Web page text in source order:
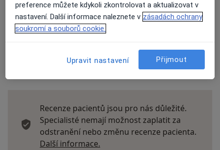
Názory
Přidejte svůj názor
14 názorů
Recenze pacientů jsou pro nás důležité.
Specialisté nemají možnost zaplatit za
odstranění nebo změnu recenze pacienta.
Další informace.
preference můžete kdykoli zkontrolovat a aktualizovat v
nastavení. Další informace naleznete v zásadách ochrany
soukromí a souborů cookie.
Upravit nastavení Přijmout